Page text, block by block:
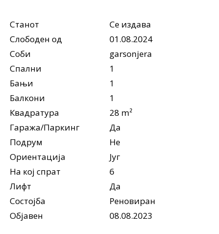
Станот
Се издава
Слободен од
01.08.2024
Соби
garsonjera
Спални
1
Бањи
1
Балкони
1
Квадратура
28 m²
Гаража/Паркинг
Да
Подрум
Не
Ориентација
Југ
На кој спрат
6
Лифт
Да
Состојба
Реновиран
Објавен
08.08.2023